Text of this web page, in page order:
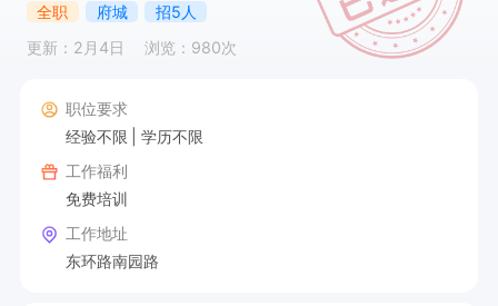
全职 府城
招5人
更新：2月4日
浏览：980次
职位要求
经验不限
学历不限
工作福利
免费培训
工作地址
东环路南园路